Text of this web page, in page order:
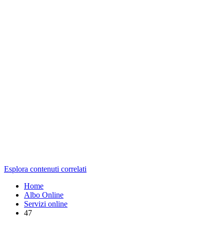
Esplora contenuti correlati
Home
Albo Online
Servizi online
47